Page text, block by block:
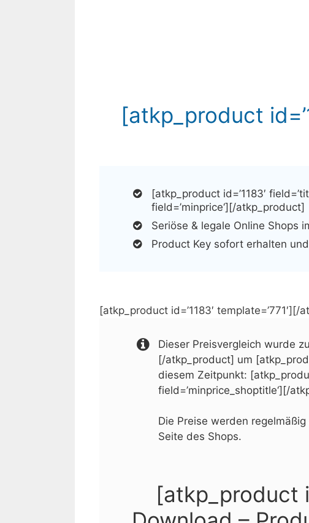
[atkp_product
[atkp_product id=’1183′
field=’minprice‘][/atkp_product]
Seriöse & legale Online Shops
Product Key sofort erhalten
[atkp_product id=’1183′ template=’771′][/
Dieser Preisvergleich wurde
[/atkp_product] um
diesem Zeitpunkt:
field=’minprice_shoptitle‘][/
Die Preise werden
Seite des Shops.
[atkp_product